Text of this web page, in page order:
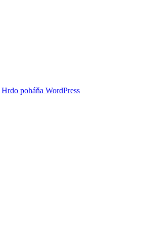
Hrdo poháňa WordPress